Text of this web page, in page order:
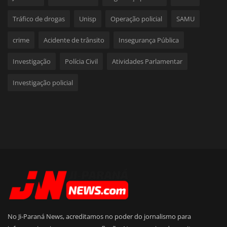
Tráfico de drogas Unisp Operação policial SAMU
crime Acidente de trânsito Insegurança Pública
Investigação Polícia Civil Atividades Parlamentar
Investigação policial
No Ji-Paraná News, acreditamos no poder do jornalismo para